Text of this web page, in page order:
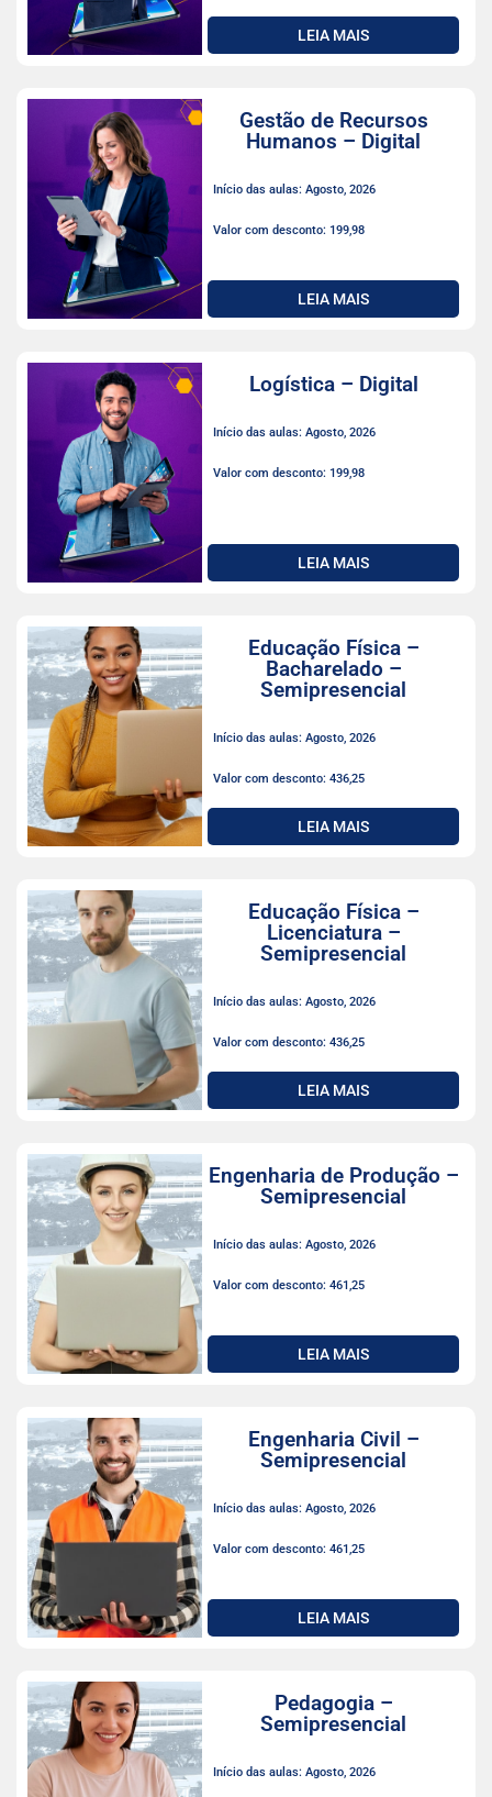
LEIA MAIS
Gestão de Recursos
Humanos – Digital
Início das aulas: Agosto, 2026
Valor com desconto: 199,98
LEIA MAIS
Logística – Digital
Início das aulas: Agosto, 2026
Valor com desconto: 199,98
LEIA MAIS
Educação Física –
Bacharelado –
Semipresencial
Início das aulas: Agosto, 2026
Valor com desconto: 436,25
LEIA MAIS
Educação Física –
Licenciatura –
Semipresencial
Início das aulas: Agosto, 2026
Valor com desconto: 436,25
LEIA MAIS
Engenharia de Produção –
Semipresencial
Início das aulas: Agosto, 2026
Valor com desconto: 461,25
LEIA MAIS
Engenharia Civil –
Semipresencial
Início das aulas: Agosto, 2026
Valor com desconto: 461,25
LEIA MAIS
Pedagogia –
Semipresencial
Início das aulas: Agosto, 2026